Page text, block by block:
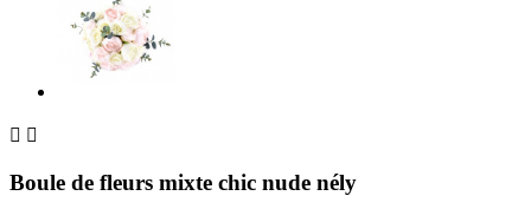
 
Boule de fleurs mixte chic nude nély